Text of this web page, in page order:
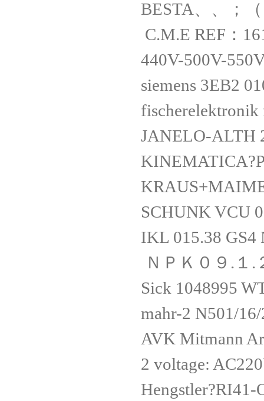
BESTA、、；
C.M.E REF：
440V-500V-
siemens 3EB2
JANELO-ALTH
SCHUNK VCU
IKL 015.38 GS4
ＮＰＫ０９.１
Sick 1048995
mahr-2 N501/
AVK Mitmann
2 voltage: